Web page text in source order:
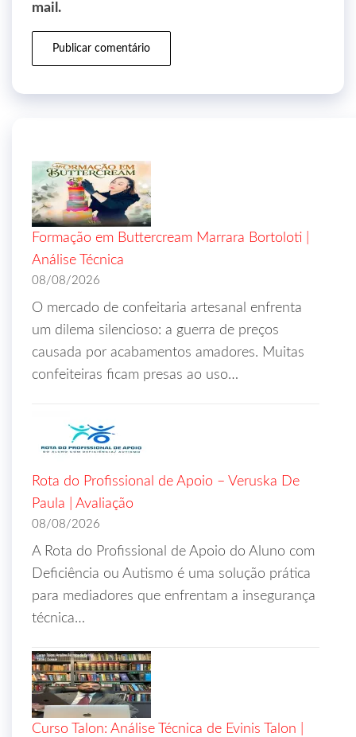
mail.
Formação em Buttercream Marrara Bortoloti |
Análise Técnica
08/08/2026
O mercado de confeitaria artesanal enfrenta
um dilema silencioso: a guerra de preços
causada por acabamentos amadores. Muitas
confeiteiras ficam presas ao uso…
Rota do Profissional de Apoio – Veruska De
Paula | Avaliação
08/08/2026
A Rota do Profissional de Apoio do Aluno com
Deficiência ou Autismo é uma solução prática
para mediadores que enfrentam a insegurança
técnica…
Curso Talon: Análise Técnica de Evinis Talon |